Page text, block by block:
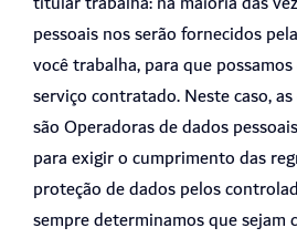
pessoais nos serão fornecidos
você trabalha, para que
serviço contratado. Neste caso,
são Operadoras de dados
para exigir o cumprimento das
proteção de dados pelos
sempre determinamos que sejam